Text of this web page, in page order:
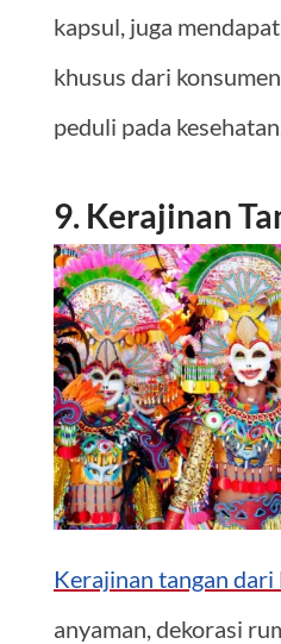
kapsul, juga
khusus dari
peduli pada
9. Kerajinan
Kerajinan tangan dari
anyaman, dekorasi